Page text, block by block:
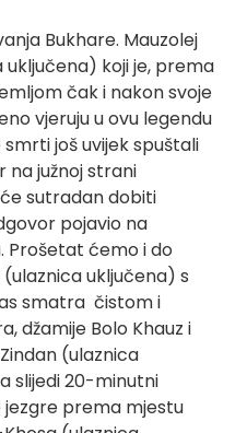
Bukhare. Mauzolej
uključena) koji je, prema
čak i nakon svoje
vjeruju u ovu legendu
još uvijek spuštali
na južnoj strani
sutradan dobiti
pojavio na
Prošetat ćemo i do
uključena) s
smatra čistom i
džamije Bolo Khauz i
(ulaznica
slijedi 20-minutni
prema mjestu